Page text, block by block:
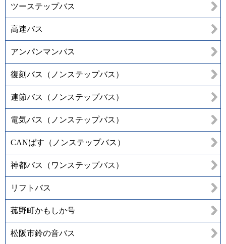
ツーステップバス
高速バス
アンパンマンバス
復刻バス（ノンステップバス）
連節バス（ノンステップバス）
電気バス（ノンステップバス）
CANばす（ノンステップバス）
神都バス（ワンステップバス）
リフトバス
菰野町かもしか号
松阪市鈴の音バス